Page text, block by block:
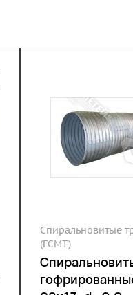
Спиральновитые
(ГСМТ)